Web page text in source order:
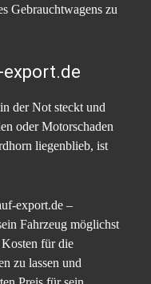
Gebrauchtwagens zu
der Not steckt und
oder Motorschaden
liegenblieb, ist
export.de –
Fahrzeug möglichst
für die
zu lassen und